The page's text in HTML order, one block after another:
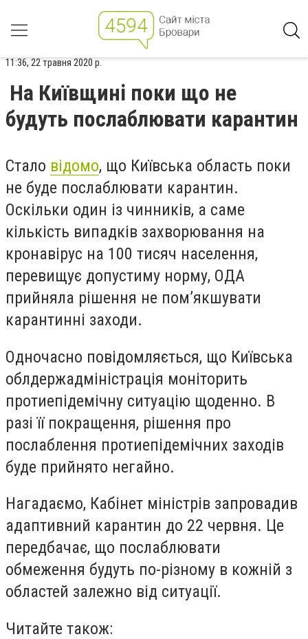
11:36, 22 травня 2020 р.
На Київщині поки що не
будуть послаблювати карантин
Стало відомо, що Київська область поки
не буде послаблювати карантин.
Оскільки один із чинників, а саме
кількість випадків захворювання на
кронавірус на 100 тисяч населення,
перевищує допустиму норму, ОДА
прийняла рішення не пом’якшувати
карантинні заходи.
Одночасно повідомляється, що Київська
облдержадміністрація моніторить
протиепідемічну ситуацію щоденно. В
разі її покращення, рішення про
послаблення протиепідемічних заходів
буде прийнято негайно.
Нагадаємо, Кабінет міністрів запровадив
адаптивний карантин до 22 червня. Це
передбачає, що послаблювати
обмеження будуть по-різному в кожній з
областей залежно від ситуації.
Читайте також: